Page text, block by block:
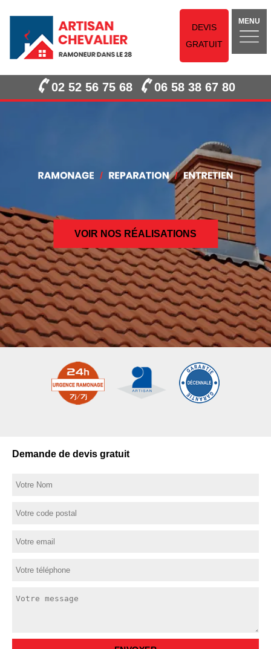
DEVIS
GRATUIT
MENU
02 52 56 75 68 06 58 38 67 80
VOIR NOS RÉALISATIONS
Demande de devis gratuit